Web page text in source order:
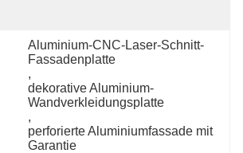
Aluminium-CNC-Laser-Schnitt-
Fassadenplatte
,
dekorative Aluminium-
Wandverkleidungsplatte
,
perforierte Aluminiumfassade mit
Garantie